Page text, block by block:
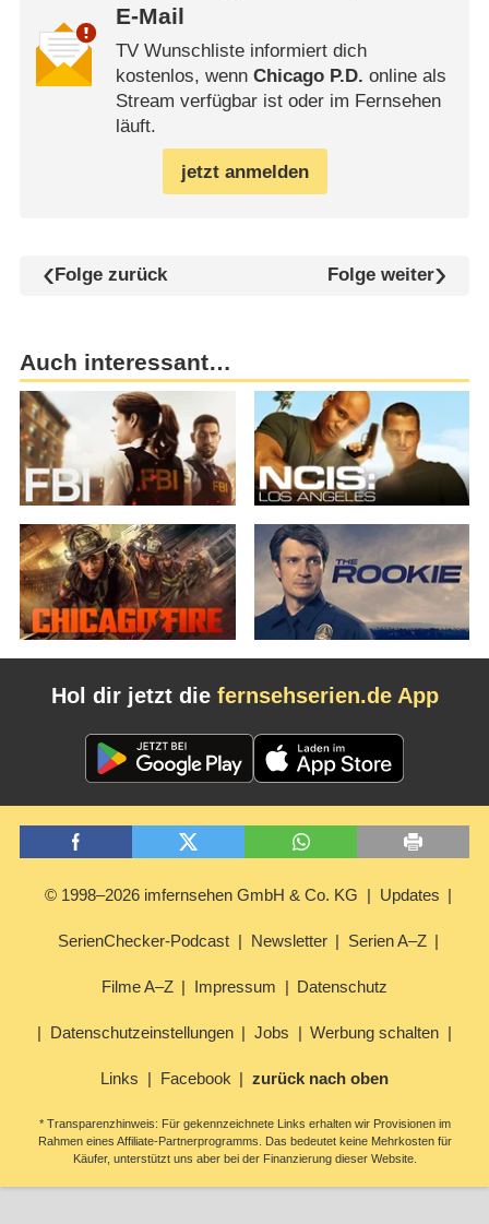
E-Mail
TV Wunschliste informiert dich
kostenlos, wenn Chicago P.D. online als
Stream verfügbar ist oder im Fernsehen
läuft.
jetzt anmelden
Folge zurück Folge weiter
Auch interessant…
Hol dir jetzt die fernsehserien.de App
© 1998–2026 imfernsehen GmbH & Co. KG Updates
SerienChecker-Podcast Newsletter Serien A–Z
Filme A–Z Impressum Datenschutz
Datenschutzeinstellungen Jobs Werbung schalten
Links Facebook zurück nach oben
* Transparenzhinweis: Für gekennzeichnete Links erhalten wir Provisionen im
Rahmen eines Affiliate-Partnerprogramms. Das bedeutet keine Mehrkosten für
Käufer, unterstützt uns aber bei der Finanzierung dieser Website.